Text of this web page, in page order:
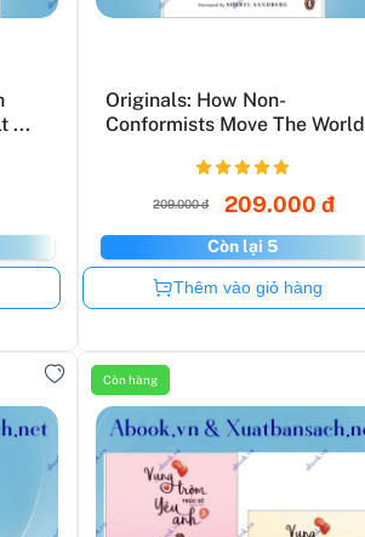
...
Originals: How Non-
Conformists Move The World
209.000 đ 209.000 đ
Còn lại 5
Còn hàng
Thêm vào giỏ hàng
Còn hàng